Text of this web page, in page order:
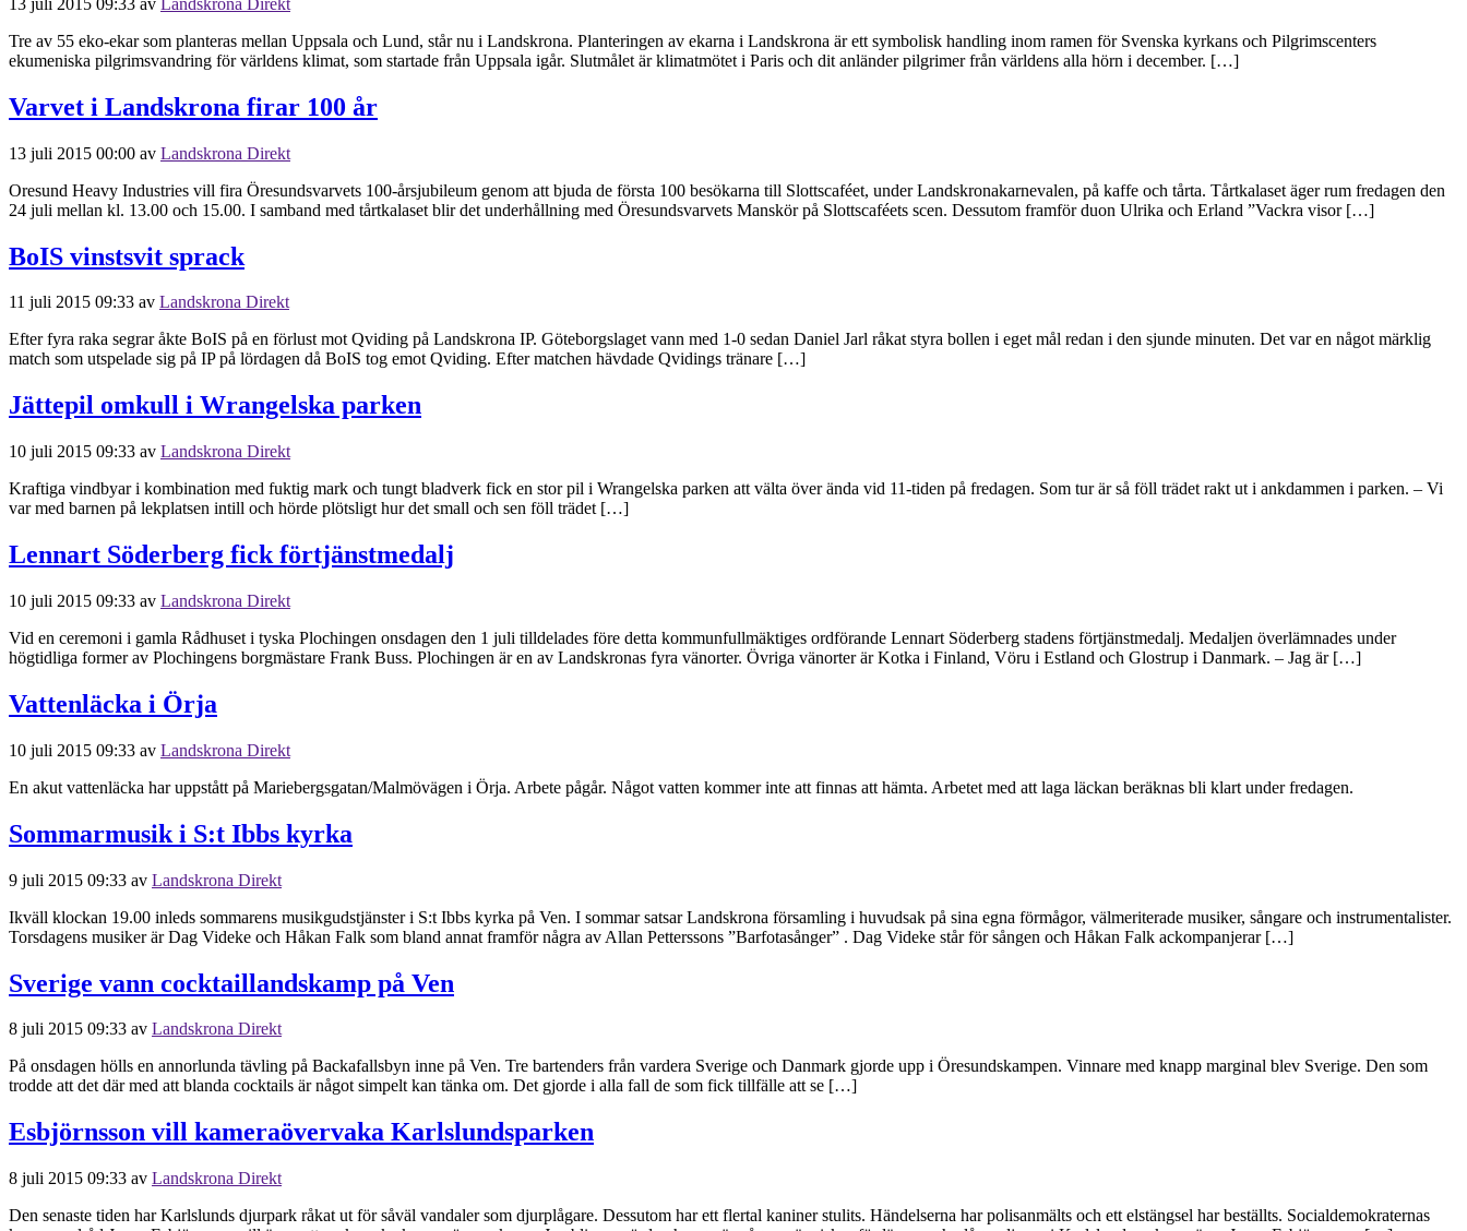
Tre av 55 eko-ekar som planteras mellan Uppsala och Lund, står nu i Landskrona. Planteringen av ekarna i Landskrona är ett symbolisk handling inom ramen för Svenska kyrkans och Pilgrimscenters
ekumeniska pilgrimsvandring för världens klimat, som startade från Uppsala igår. Slutmålet är klimatmötet i Paris och dit anländer pilgrimer från världens alla hörn i december. […]
Varvet i Landskrona firar 100 år
13 juli 2015 00:00 av Landskrona Direkt
Oresund Heavy Industries vill fira Öresundsvarvets 100-årsjubileum genom att bjuda de första 100 besökarna till Slottscaféet, under Landskronakarnevalen, på kaffe och tårta. Tårtkalaset äger rum fredagen den
24 juli mellan kl. 13.00 och 15.00. I samband med tårtkalaset blir det underhållning med Öresundsvarvets Manskör på Slottscaféets scen. Dessutom framför duon Ulrika och Erland ”Vackra visor […]
BoIS vinstsvit sprack
11 juli 2015 09:33 av Landskrona Direkt
Efter fyra raka segrar åkte BoIS på en förlust mot Qviding på Landskrona IP. Göteborgslaget vann med 1-0 sedan Daniel Jarl råkat styra bollen i eget mål redan i den sjunde minuten. Det var en något märklig
match som utspelade sig på IP på lördagen då BoIS tog emot Qviding. Efter matchen hävdade Qvidings tränare […]
Jättepil omkull i Wrangelska parken
10 juli 2015 09:33 av Landskrona Direkt
Kraftiga vindbyar i kombination med fuktig mark och tungt bladverk fick en stor pil i Wrangelska parken att välta över ända vid 11-tiden på fredagen. Som tur är så föll trädet rakt ut i ankdammen i parken. – Vi
var med barnen på lekplatsen intill och hörde plötsligt hur det small och sen föll trädet […]
Lennart Söderberg fick förtjänstmedalj
10 juli 2015 09:33 av Landskrona Direkt
Vid en ceremoni i gamla Rådhuset i tyska Plochingen onsdagen den 1 juli tilldelades före detta kommunfullmäktiges ordförande Lennart Söderberg stadens förtjänstmedalj. Medaljen överlämnades under
högtidliga former av Plochingens borgmästare Frank Buss. Plochingen är en av Landskronas fyra vänorter. Övriga vänorter är Kotka i Finland, Vöru i Estland och Glostrup i Danmark. – Jag är […]
Vattenläcka i Örja
10 juli 2015 09:33 av Landskrona Direkt
En akut vattenläcka har uppstått på Mariebergsgatan/Malmövägen i Örja. Arbete pågår. Något vatten kommer inte att finnas att hämta. Arbetet med att laga läckan beräknas bli klart under fredagen.
Sommarmusik i S:t Ibbs kyrka
9 juli 2015 09:33 av Landskrona Direkt
Ikväll klockan 19.00 inleds sommarens musikgudstjänster i S:t Ibbs kyrka på Ven. I sommar satsar Landskrona församling i huvudsak på sina egna förmågor, välmeriterade musiker, sångare och instrumentalister.
Torsdagens musiker är Dag Videke och Håkan Falk som bland annat framför några av Allan Petterssons ”Barfotasånger” . Dag Videke står för sången och Håkan Falk ackompanjerar […]
Sverige vann cocktaillandskamp på Ven
8 juli 2015 09:33 av Landskrona Direkt
På onsdagen hölls en annorlunda tävling på Backafallsbyn inne på Ven. Tre bartenders från vardera Sverige och Danmark gjorde upp i Öresundskampen. Vinnare med knapp marginal blev Sverige. Den som
trodde att det där med att blanda cocktails är något simpelt kan tänka om. Det gjorde i alla fall de som fick tillfälle att se […]
Esbjörnsson vill kameraövervaka Karlslundsparken
8 juli 2015 09:33 av Landskrona Direkt
Den senaste tiden har Karlslunds djurpark råkat ut för såväl vandaler som djurplågare. Dessutom har ett flertal kaniner stulits. Händelserna har polisanmälts och ett elstängsel har beställts. Socialdemokraternas